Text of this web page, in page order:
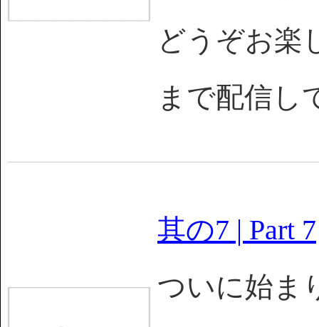
どうぞお楽
まで配信
其の7 | Part 7
ついに始ま